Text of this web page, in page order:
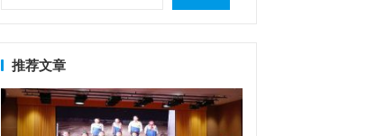
推荐文章